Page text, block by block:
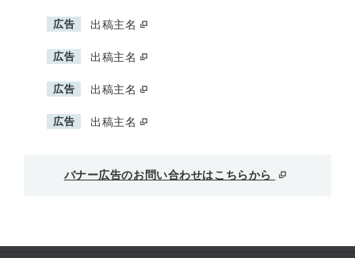
広告 出稿主名
広告 出稿主名
広告 出稿主名
広告 出稿主名
バナー広告のお問い合わせはこちらから